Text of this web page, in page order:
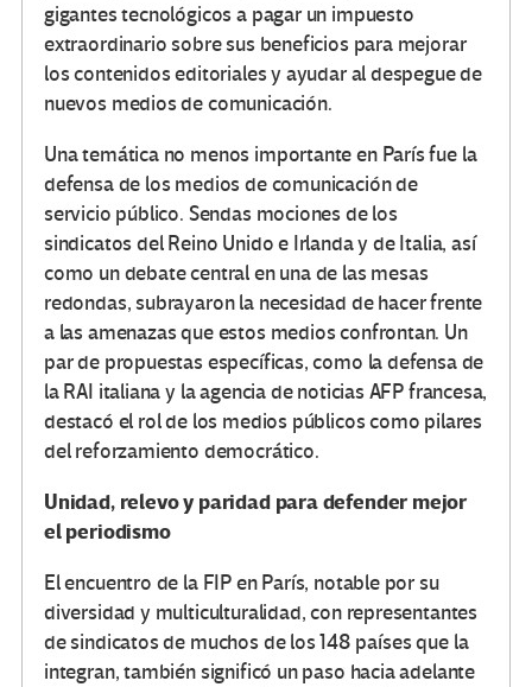
gigantes tecnológicos a pagar un impuesto
extraordinario sobre sus beneficios para mejorar
los contenidos editoriales y ayudar al despegue de
nuevos medios de comunicación.
Una temática no menos importante en París fue la
defensa de los medios de comunicación de
servicio público. Sendas mociones de los
sindicatos del Reino Unido e Irlanda y de Italia, así
como un debate central en una de las mesas
redondas, subrayaron la necesidad de hacer frente
a las amenazas que estos medios confrontan. Un
par de propuestas específicas, como la defensa de
la RAI italiana y la agencia de noticias AFP francesa,
destacó el rol de los medios públicos como pilares
del reforzamiento democrático.
Unidad, relevo y paridad para defender mejor
el periodismo
El encuentro de la FIP en París, notable por su
diversidad y multiculturalidad, con representantes
de sindicatos de muchos de los 148 países que la
integran, también significó un paso hacia adelante